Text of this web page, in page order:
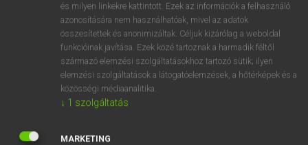
VAN ELŐFIZETÉSED?
Van előfizetésem a teljes szócikk megtekintéséhez.
BELÉPÉS
és milyen linkekre kattintott. Ezek az információk a felhasználó
azonosítására nem használhatóak, mivel az adatok
összesítettek és anonimizáltak. Céljuk kizárólag a weboldal
funkcióinak javítása. Ezek közé tartoznak a harmadik féltől
származó elemzési szolgáltatásokhoz tartozó sütik; ilyen
elemzési szolgáltatások a látogatóelemzések, a hőtérképek és a
közösségi médiaanalitika.
↓ 1 szolgáltatás
MARKETING